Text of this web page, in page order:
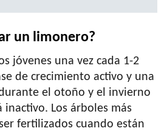
un limonero?
jóvenes una vez cada 1-2
de crecimiento activo y una
el otoño y el invierno
Los árboles más
fertilizados cuando están